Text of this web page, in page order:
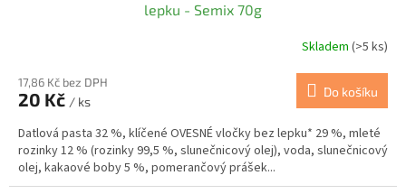
lepku - Semix 70g
Skladem (>5 ks)
17,86 Kč bez DPH
20 Kč / ks
Do košíku
Datlová pasta 32 %, klíčené OVESNÉ vločky bez lepku* 29 %, mleté
rozinky 12 % (rozinky 99,5 %, slunečnicový olej), voda, slunečnicový
olej, kakaové boby 5 %, pomerančový prášek...